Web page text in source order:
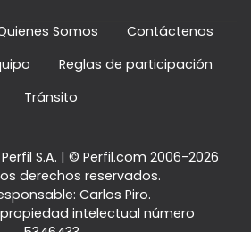
Somos
Contáctenos
Reglas de participación
Tránsito
S.A. | © Perfil.com 2006-2026
derechos reservados.
Carlos Piro.
intelectual número